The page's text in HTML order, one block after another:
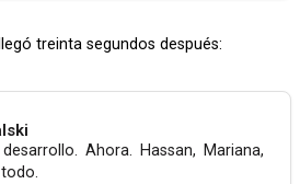
treinta segundos después:
Ahora. Hassan, Mariana,